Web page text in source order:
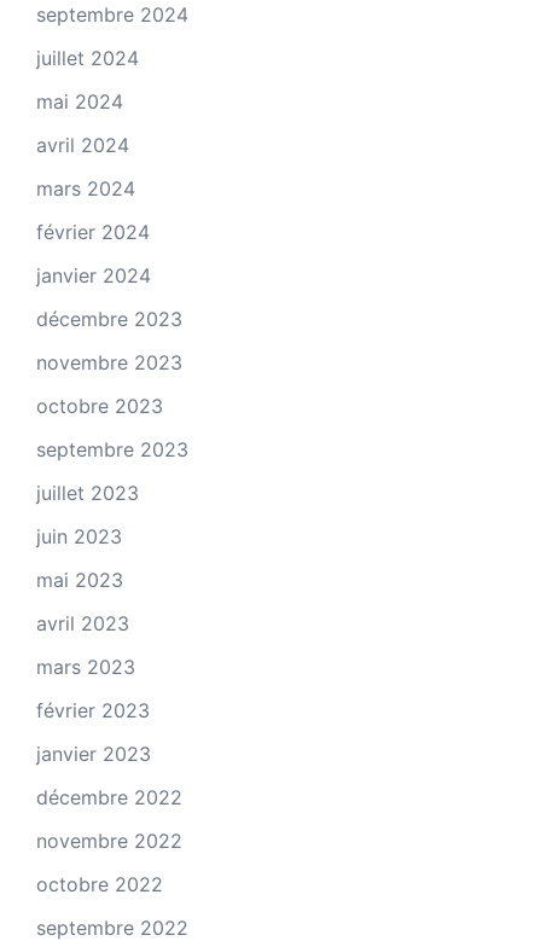
septembre 2024
juillet 2024
mai 2024
avril 2024
mars 2024
février 2024
janvier 2024
décembre 2023
novembre 2023
octobre 2023
septembre 2023
juillet 2023
juin 2023
mai 2023
avril 2023
mars 2023
février 2023
janvier 2023
décembre 2022
novembre 2022
octobre 2022
septembre 2022